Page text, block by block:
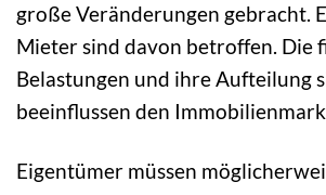
große Veränderungen gebracht.
Mieter sind davon betroffen. Die
Belastungen und ihre Aufteilung
beeinflussen den
Eigentümer müssen